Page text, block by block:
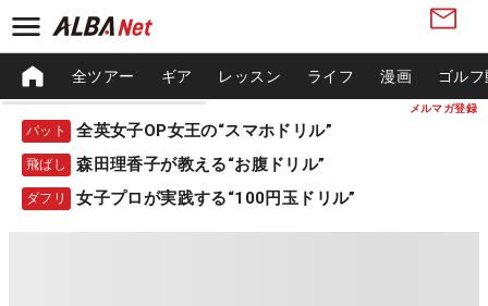
メルマガ登録
全ツアー ギア レッスン ライフ 漫画 ゴル
パット 全英女子OP女王の“スマホドリル”
飛ばし 森田理香子が教える“お腹ドリル”
ダフリ 女子プロが実践する“100円玉ドリル”